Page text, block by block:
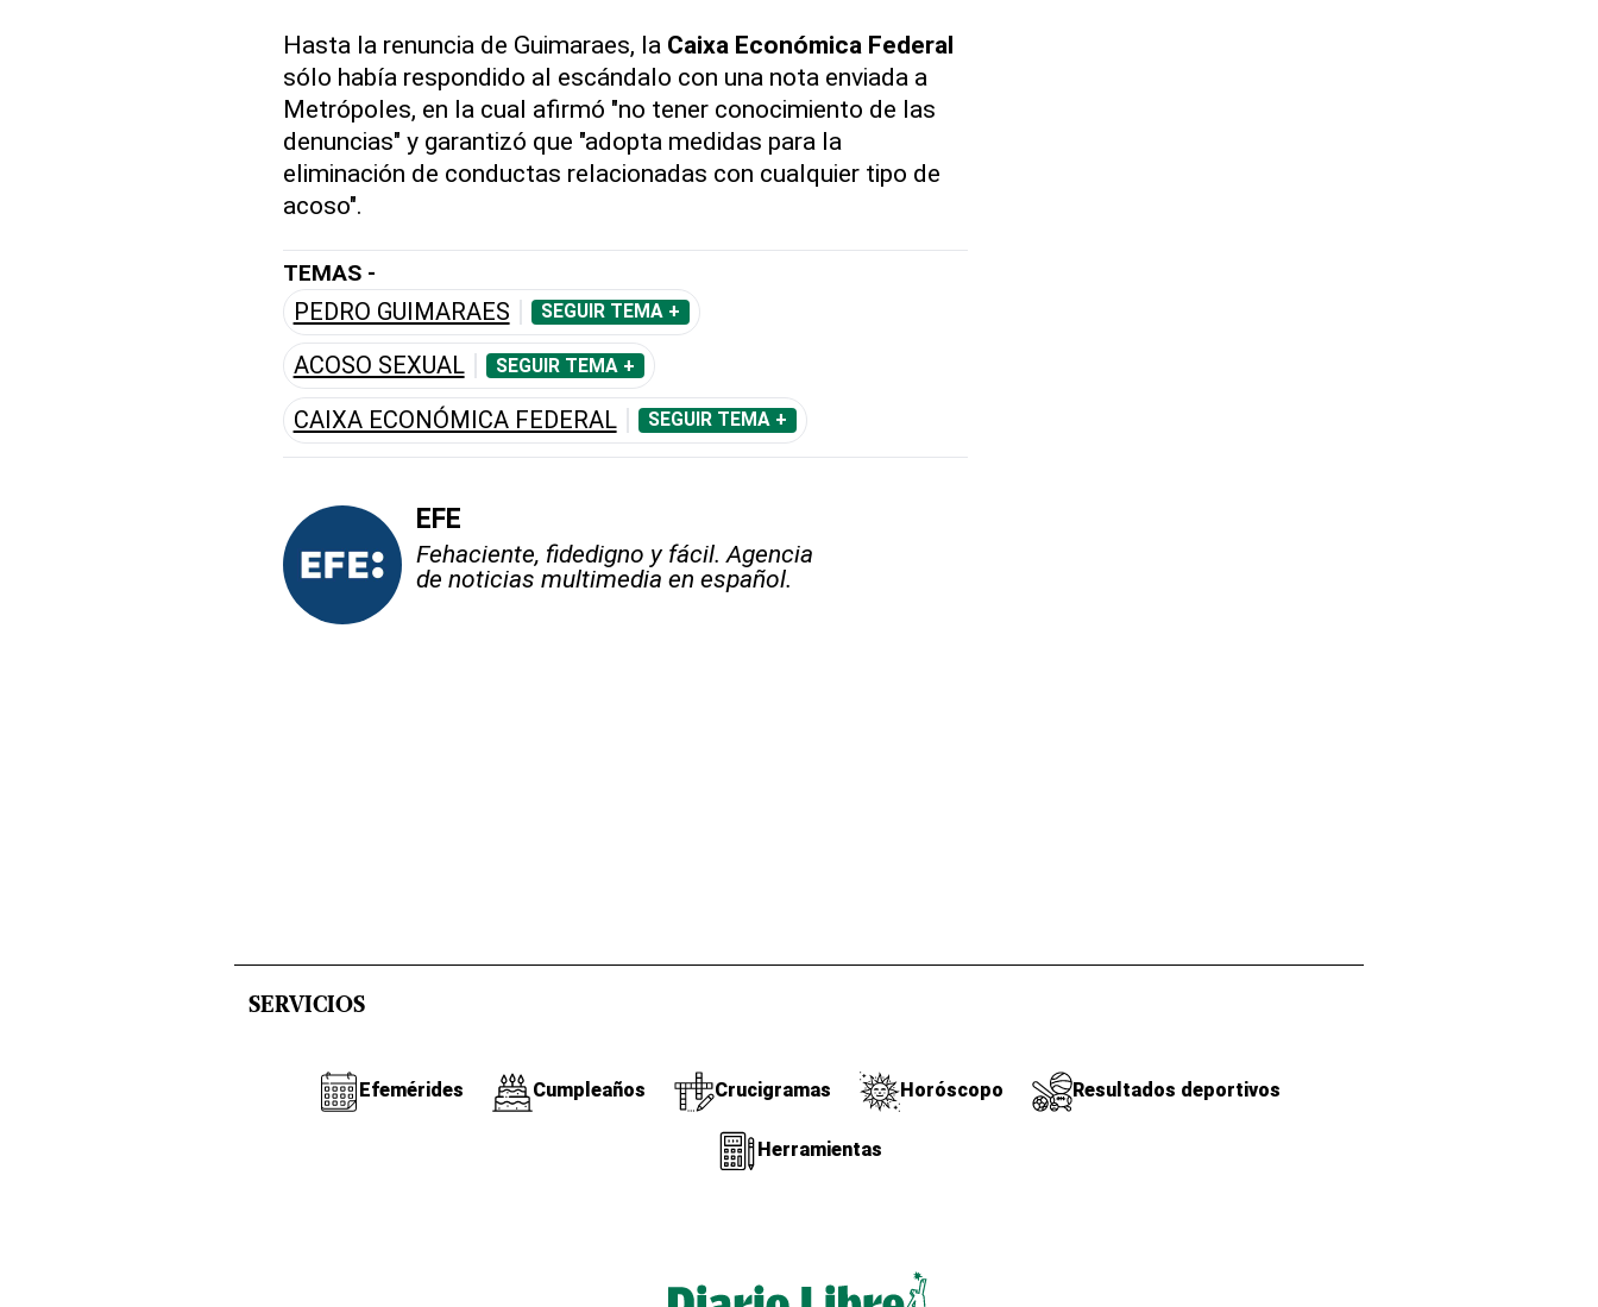
Hasta la renuncia de Guimaraes, la Caixa Económica Federal
sólo había respondido al escándalo con una nota enviada a
Metrópoles, en la cual afirmó "no tener conocimiento de las
denuncias" y garantizó que "adopta medidas para la
eliminación de conductas relacionadas con cualquier tipo de
acoso".
TEMAS -
PEDRO GUIMARAES SEGUIR TEMA +
ACOSO SEXUAL SEGUIR TEMA +
CAIXA ECONÓMICA FEDERAL SEGUIR TEMA +
EFE
Fehaciente, fidedigno y fácil. Agencia
de noticias multimedia en español.
SERVICIOS
Efemérides Cumpleaños Crucigramas Horóscopo Resultados deportivos
Herramientas